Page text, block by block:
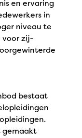
en ervaring
in
niveau te
voor zij-
bestaat
gemaakt